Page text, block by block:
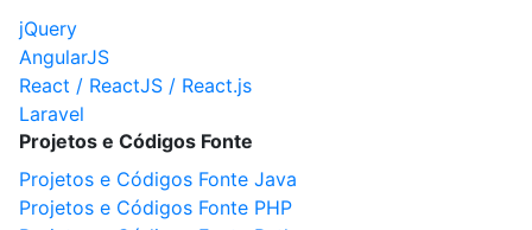
jQuery
AngularJS
React / ReactJS / React.js
Laravel
Projetos e Códigos Fonte
Projetos e Códigos Fonte Java
Projetos e Códigos Fonte PHP